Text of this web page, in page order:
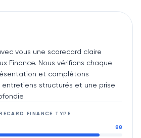
vous une scorecard claire
Finance. Nous vérifions chaque
et complétons
structurés et une prise
FINANCE TYPE
88